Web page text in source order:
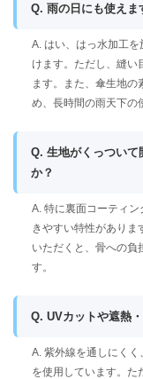
Q. 雨の日にも使えま
A. はい、はっ水加工
けます。ただし、縫い
ます。また、傘生地の
め、長時間の雨天下の
Q. 生地がくっついて
か？
A. 特に裏面コーティ
きやすい特性がありま
いただくと、骨への負
す。
Q. UVカットや遮熱
A. 紫外線を通しにく
を使用しています。た